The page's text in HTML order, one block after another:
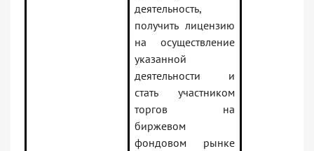
деятельность,
получить лицензию
на осуществление
указанной
деятельности и
стать участником
торгов на
биржевом
фондовом рынке